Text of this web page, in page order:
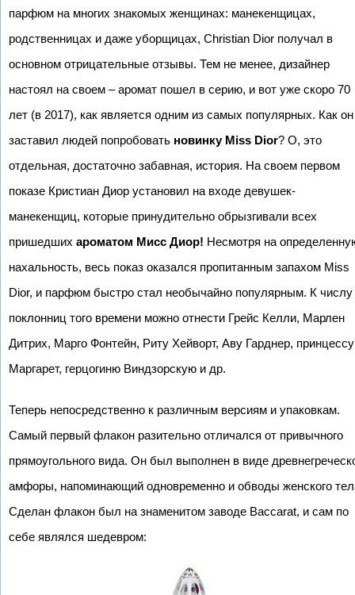
парфюм на многих знакомых женщинах: манекенщицах,
родственницах и даже уборщицах, Christian Dior получал в
основном отрицательные отзывы. Тем не менее, дизайнер
настоял на своем – аромат пошел в серию, и вот уже скоро 70
лет (в 2017), как является одним из самых популярных. Как он
заставил людей попробовать новинку Miss Dior? О, это
отдельная, достаточно забавная, история. На своем первом
показе Кристиан Диор установил на входе девушек-
манекенщиц, которые принудительно обрызгивали всех
пришедших ароматом Мисс Диор! Несмотря на
нахальность, весь показ оказался пропитанным запахом Miss
Dior, и парфюм быстро стал необычайно популярным. К числу
поклонниц того времени можно отнести Грейс Келли, Марлен
Дитрих, Марго Фонтейн, Риту Хейворт, Аву Гарднер, принцессу
Маргарет, герцогиню Виндзорскую и др.
Теперь непосредственно к различным версиям и упаковкам.
Самый первый флакон разительно отличался от привычного
прямоугольного вида. Он был выполнен в виде
амфоры, напоминающий одновременно и обводы женского
Сделан флакон был на знаменитом заводе Baccarat, и сам по
себе являлся шедевром: